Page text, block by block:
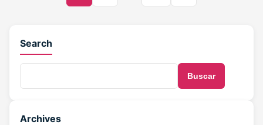
Search
Buscar
Archives